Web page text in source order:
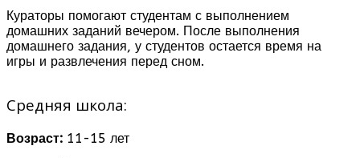
Кураторы помогают студентам с выполнением
домашних заданий вечером. После выполнения
домашнего задания, у студентов остается время на
игры и развлечения перед сном.
Средняя школа:
Возраст: 11-15 лет